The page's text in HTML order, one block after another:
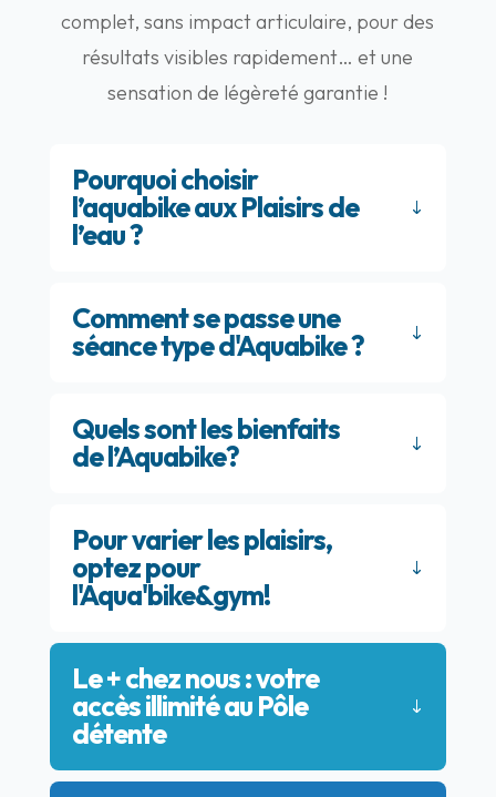
complet, sans impact articulaire, pour des
résultats visibles rapidement… et une
sensation de légèreté garantie !
Pourquoi choisir
l’aquabike aux Plaisirs de
l’eau ?
Comment se passe une
séance type d'Aquabike ?
Quels sont les bienfaits
de l’Aquabike?
Pour varier les plaisirs,
optez pour
l'Aqua'bike&gym!
Le + chez nous : votre
accès illimité au Pôle
détente